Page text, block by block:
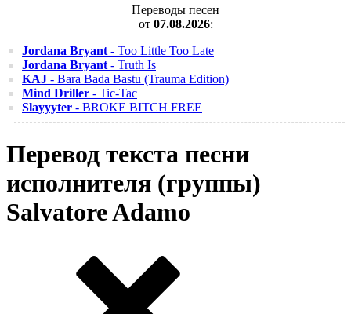
Переводы песен
от 07.08.2026:
Jordana Bryant - Too Little Too Late
Jordana Bryant - Truth Is
KAJ - Bara Bada Bastu (Trauma Edition)
Mind Driller - Tic-Tac
Slayyyter - BROKE BITCH FREE
Перевод текста песни
исполнителя (группы)
Salvatore Adamo